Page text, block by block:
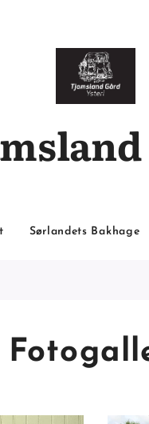
Sørlandets Bakhage